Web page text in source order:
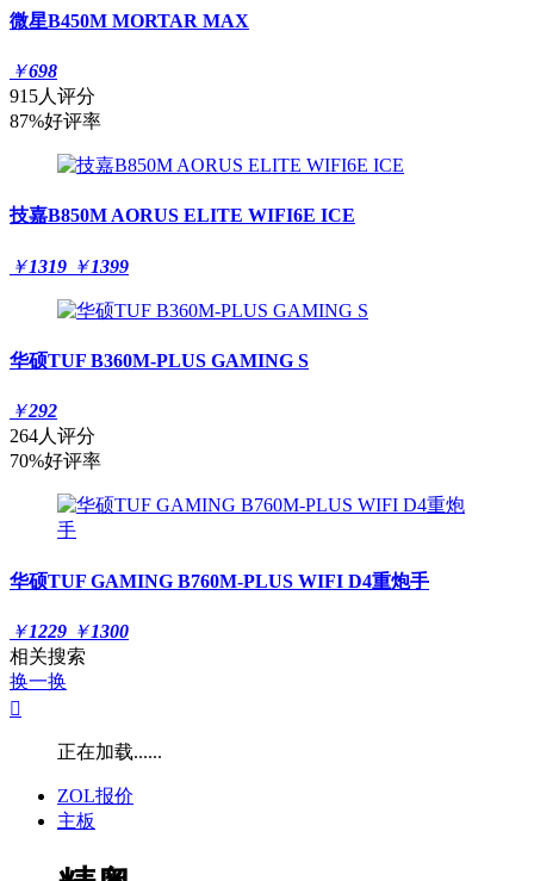
微星B450M MORTAR MAX
￥698
915人评分
87%好评率
技嘉B850M AORUS ELITE WIFI6E ICE
￥1319 ￥1399
华硕TUF B360M-PLUS GAMING S
￥292
264人评分
70%好评率
华硕TUF GAMING B760M-PLUS WIFI D4重炮手
￥1229 ￥1300
相关搜索
换一换

正在加载......
ZOL报价
主板